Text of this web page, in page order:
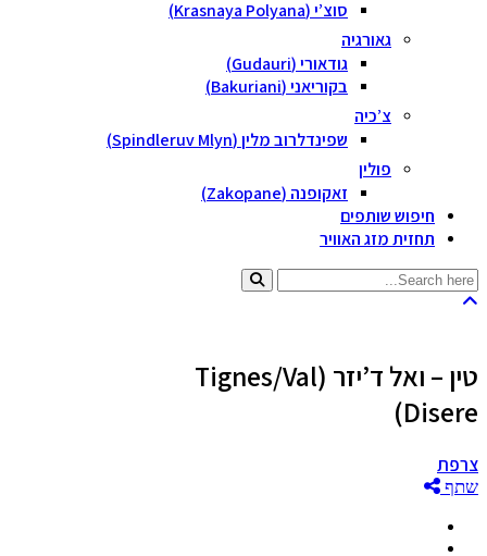
סוצ’י (Krasnaya Polyana)
גאורגיה
גודאורי (Gudauri)
בקוריאני (Bakuriani)
צ’כיה
שפינדלרוב מלין (Spindleruv Mlyn)
פולין
זאקופנה (Zakopane)
חיפוש שותפים
תחזית מזג האוויר
טין – ואל ד’יזר (Tignes/Val
Disere)
צרפת
שתף